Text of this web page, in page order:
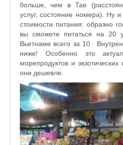
больше, чем в Тае
услуг, состояние номера). Ну
стоимости питания: образно
вы сможете питаться на 20
Вьетнаме всего за 10.
ниже! Особенно это
морепродуктов и
они дешевле.